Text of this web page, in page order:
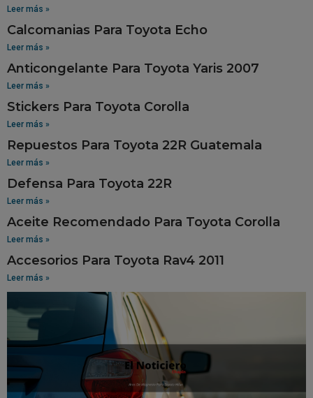
Leer más »
Calcomanias Para Toyota Echo
Leer más »
Anticongelante Para Toyota Yaris 2007
Leer más »
Stickers Para Toyota Corolla
Leer más »
Repuestos Para Toyota 22R Guatemala
Leer más »
Defensa Para Toyota 22R
Leer más »
Aceite Recomendado Para Toyota Corolla
Leer más »
Accesorios Para Toyota Rav4 2011
Leer más »